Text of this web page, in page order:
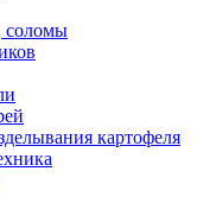
соломы
картофеля